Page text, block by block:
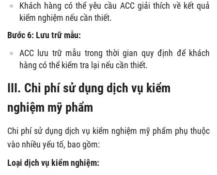
Khách hàng có thể yêu cầu ACC giải thích về kết quả
kiểm nghiệm nếu cần thiết.
Bước 6: Lưu trữ mẫu:
ACC lưu trữ mẫu trong thời gian quy định để khách
hàng có thể kiểm tra lại nếu cần thiết.
III. Chi phí sử dụng dịch vụ kiểm
nghiệm mỹ phẩm
Chi phí sử dụng dịch vụ kiểm nghiệm mỹ phẩm phụ thuộc
vào nhiều yếu tố, bao gồm:
Loại dịch vụ kiểm nghiệm: